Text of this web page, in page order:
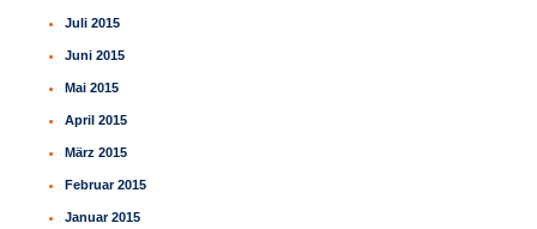
Juli 2015
Juni 2015
Mai 2015
April 2015
März 2015
Februar 2015
Januar 2015